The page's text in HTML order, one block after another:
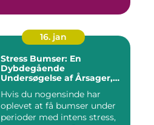
16. jan
Stress Bumser: En
Dybdegående
Undersøgelse af Årsager,
Hvis du nogensinde har
oplevet at få bumser under
perioder med intens stress,